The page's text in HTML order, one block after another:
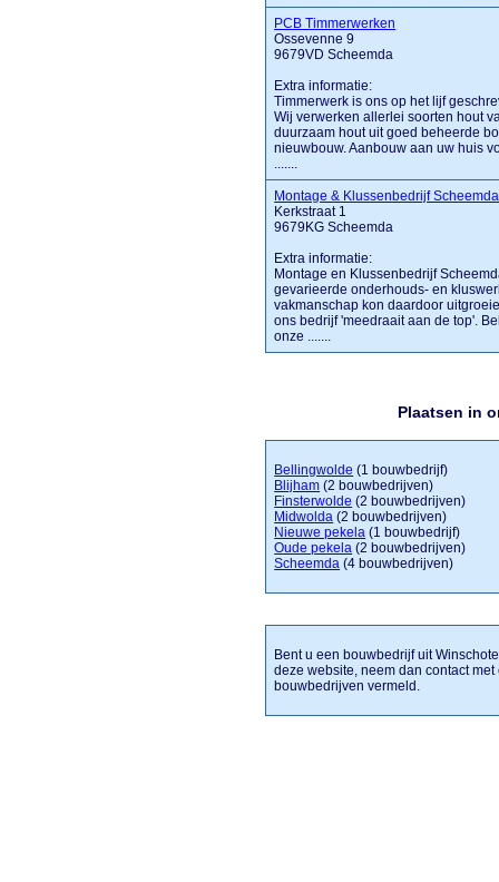
PCB Timmerwerken
Ossevenne 9
9679VD Scheemda
Extra informatie:
Timmerwerk is ons op het lijf
Wij verwerken allerlei soorten hout
duurzaam hout uit goed beheerde
nieuwbouw. Aanbouw aan uw huis
.......
Montage & Klussenbedrijf Scheemda
Kerkstraat 1
9679KG Scheemda
Extra informatie:
Montage en Klussenbedrijf
gevarieerde onderhouds- en
vakmanschap kon daardoor
ons bedrijf 'meedraait aan de top'.
onze .......
Plaatsen in
Bellingwolde (1 bouwbedrijf)
Blijham (2 bouwbedrijven)
Finsterwolde (2 bouwbedrijven)
Midwolda (2 bouwbedrijven)
Nieuwe pekela (1 bouwbedrijf)
Oude pekela (2 bouwbedrijven)
Scheemda (4 bouwbedrijven)
Bent u een bouwbedrijf uit
deze website, neem dan contact
bouwbedrijven vermeld.